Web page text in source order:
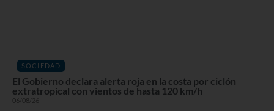
SOCIEDAD
El Gobierno declara alerta roja en la costa por ciclón
extratropical con vientos de hasta 120 km/h
06/08/26